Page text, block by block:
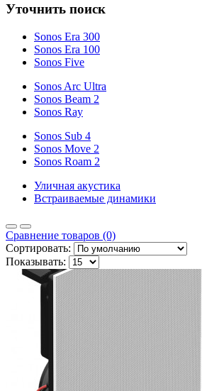
Уточнить поиск
Sonos Era 300
Sonos Era 100
Sonos Five
Sonos Arc Ultra
Sonos Beam 2
Sonos Ray
Sonos Sub 4
Sonos Move 2
Sonos Roam 2
Уличная акустика
Встраиваемые динамики
Сравнение товаров (0)
Сортировать:
Показывать: